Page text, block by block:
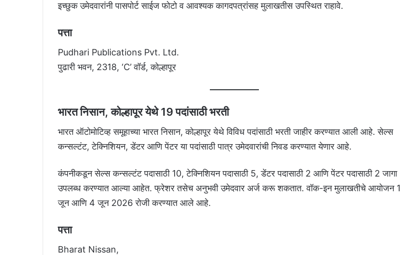
इच्छुक उमेदवारांनी पासपोर्ट साईज फोटो व आवश्यक कागदपत्रांसह मुलाखतीस उपस्थित राहावे.
पत्ता
Pudhari Publications Pvt. Ltd.
पुढारी भवन, 2318, ‘C’ वॉर्ड, कोल्हापूर
भारत निसान, कोल्हापूर येथे 19 पदांसाठी भरती
भारत ऑटोमोटिव्ह समूहाच्या भारत निसान, कोल्हापूर येथे विविध पदांसाठी भरती जाहीर करण्यात आली आहे. सेल्स
कन्सल्टंट, टेक्निशियन, डेंटर आणि पेंटर या पदांसाठी पात्र उमेदवारांची निवड करण्यात येणार आहे.
कंपनीकडून सेल्स कन्सल्टंट पदासाठी 10, टेक्निशियन पदासाठी 5, डेंटर पदासाठी 2 आणि पेंटर पदासाठी 2 जागा
उपलब्ध करण्यात आल्या आहेत. फ्रेशर तसेच अनुभवी उमेदवार अर्ज करू शकतात. वॉक-इन मुलाखतीचे आयोजन 1
जून आणि 4 जून 2026 रोजी करण्यात आले आहे.
पत्ता
Bharat Nissan,